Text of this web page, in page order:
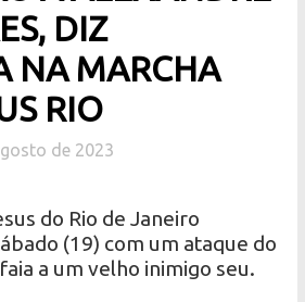
DIZ
NA MARCHA
RIO
de 2023
do Rio de Janeiro
(19) com um ataque do
a um velho inimigo seu.